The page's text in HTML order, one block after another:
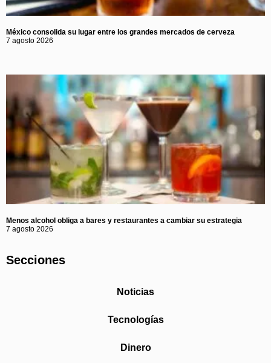
México consolida su lugar entre los grandes mercados de cerveza
7 agosto 2026
Menos alcohol obliga a bares y restaurantes a cambiar su estrategia
7 agosto 2026
Secciones
Noticias
Tecnologías
Dinero